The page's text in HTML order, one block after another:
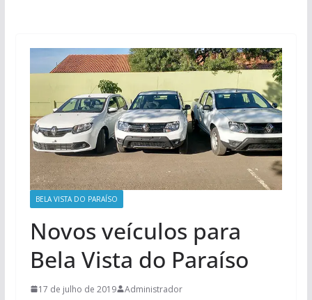
BELA VISTA DO PARAÍSO
Novos veículos para
Bela Vista do Paraíso
17 de julho de 2019 Administrador